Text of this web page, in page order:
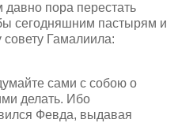
давно пора перестать
сегодняшним пастырям и
совету Гамалиила:
сами с собою о
делать. Ибо
Февда, выдавая